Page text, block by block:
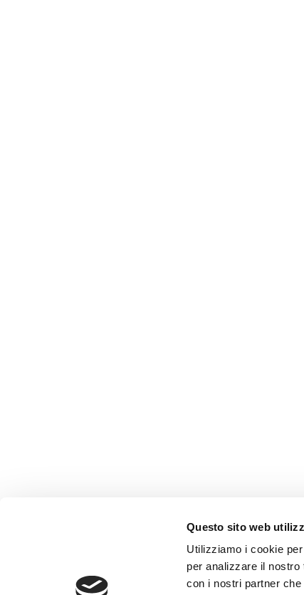
Questo sito web
Utilizziamo i cookie
per analizzare il
con i nostri partner
WHISTLEBLOWING